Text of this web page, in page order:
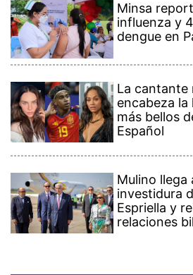
Minsa
influenza y
dengue en
La cantante
encabeza la
más bellos
Español
Mulino llega
investidura
Espriella y
relaciones